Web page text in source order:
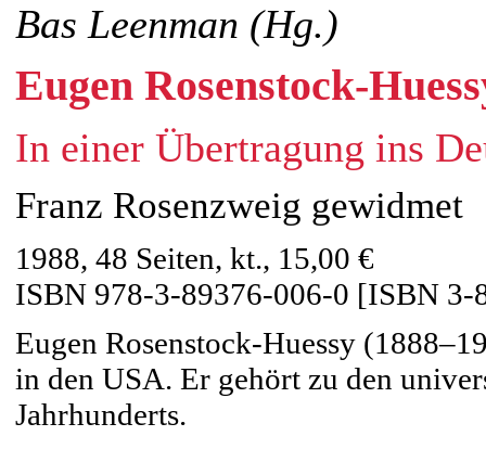
Bas Leenman (Hg.)
Eugen Rosenstock-
In einer Übertragung ins
Franz Rosenzweig gewidmet
1988, 48 Seiten, kt., 15,00 €
ISBN 978-3-89376-006-0 [ISBN 3-
Eugen Rosenstock-Huessy
in den USA. Er gehört zu den
Jahrhunderts.